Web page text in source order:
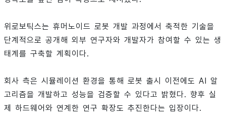
위로보틱스는 휴머노이드 로봇 개발 과정에서 축적한 기술을
단계적으로 공개해 외부 연구자와 개발자가 참여할 수 있는 생
태계를 구축할 계획이다.
회사 측은 시뮬레이션 환경을 통해 로봇 출시 이전에도 AI 알
고리즘을 개발하고 성능을 검증할 수 있다고 밝혔다. 향후 실
제 하드웨어와 연계한 연구 확장도 추진한다는 입장이다.